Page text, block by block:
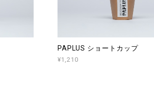
PAPLUS ショートカップ
¥1,210